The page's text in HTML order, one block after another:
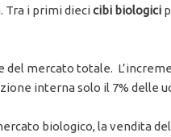
Tra i primi diecicibi biologici
mercato totale.
interna solo il 7%
biologico, la vendita